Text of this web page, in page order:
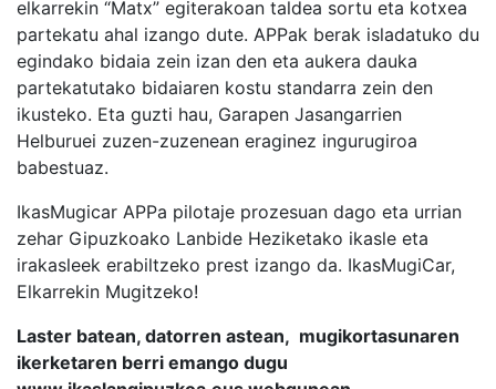
elkarrekin “Matx” egiterakoan taldea sortu eta kotxea
partekatu ahal izango dute. APPak berak isladatuko du
egindako bidaia zein izan den eta aukera dauka
partekatutako bidaiaren kostu standarra zein den
ikusteko. Eta guzti hau, Garapen Jasangarrien
Helburuei zuzen-zuzenean eraginez ingurugiroa
babestuaz.
IkasMugicar APPa pilotaje prozesuan dago eta urrian
zehar Gipuzkoako Lanbide Heziketako ikasle eta
irakasleek erabiltzeko prest izango da. IkasMugiCar,
Elkarrekin Mugitzeko!
Laster batean, datorren astean, mugikortasunaren
ikerketaren berri emango dugu